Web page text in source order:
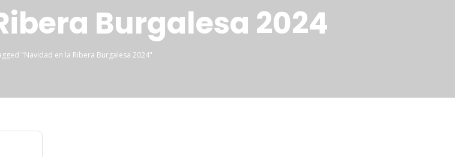
Burgalesa 2024
"Navidad en la Ribera Burgalesa 2024"